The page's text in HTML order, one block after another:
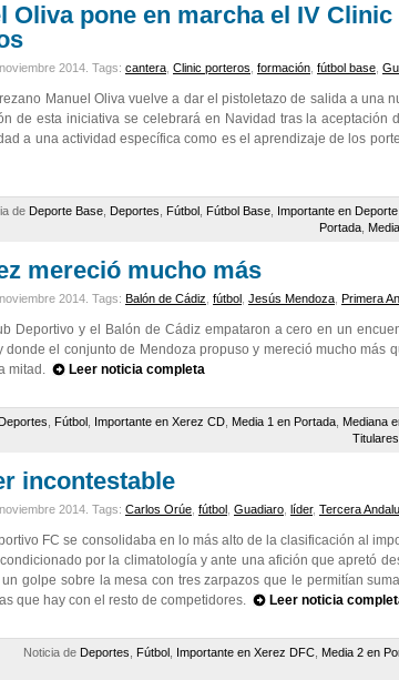
Oliva pone en marcha el IV
2014. Tags: cantera Clinic porteros formación fútbol base
Manuel Oliva vuelve a dar el pistoletazo de salida a una
de esta iniciativa se celebrará en Navidad tras la aceptación
a una actividad específica como es el aprendizaje de los
de Deporte Base Deportes Fútbol Fútbol Base Importante en
Portada
mereció mucho más
2014. Tags: Balón de Cádiz fútbol Jesús Mendoza Primera
Deportivo y el Balón de Cádiz empataron a cero en un
donde el conjunto de Mendoza propuso y mereció mucho más
mitad.
Leer noticia completa
Deportes Fútbol Importante en Xerez CD Media 1 en Portada Mediana
incontestable
2014. Tags: Carlos Orúe fútbol Guadiaro líder, Tercera
FC se consolidaba en lo más alto de la clasificación al
por la climatología y ante una afición que apretó
golpe sobre la mesa con tres zarpazos que le permitían
que hay con el resto de competidores.
Leer noticia
Noticia de Deportes Fútbol Importante en Xerez DFC Media 2 en